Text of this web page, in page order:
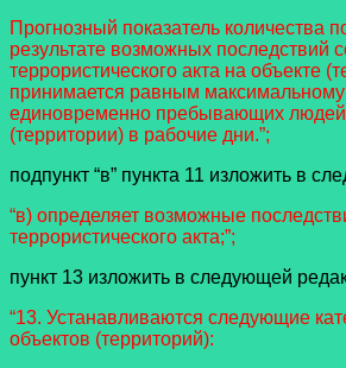
Прогнозный показатель количества
результате возможных последствий
террористического акта на объекте
принимается равным максимальному
единовременно пребывающих людей
(территории) в рабочие дни.”;
подпункт “в” пункта 11 изложить в
“в) определяет возможные
террористического акта;”;
пункт 13 изложить в следующей
“13. Устанавливаются следующие
объектов (территорий):